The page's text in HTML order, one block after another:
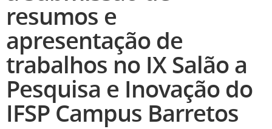
resumos e
apresentação de
trabalhos no IX Salão a
Pesquisa e Inovação do
IFSP Campus Barretos